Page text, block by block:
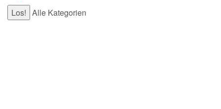
Alle Kategorien